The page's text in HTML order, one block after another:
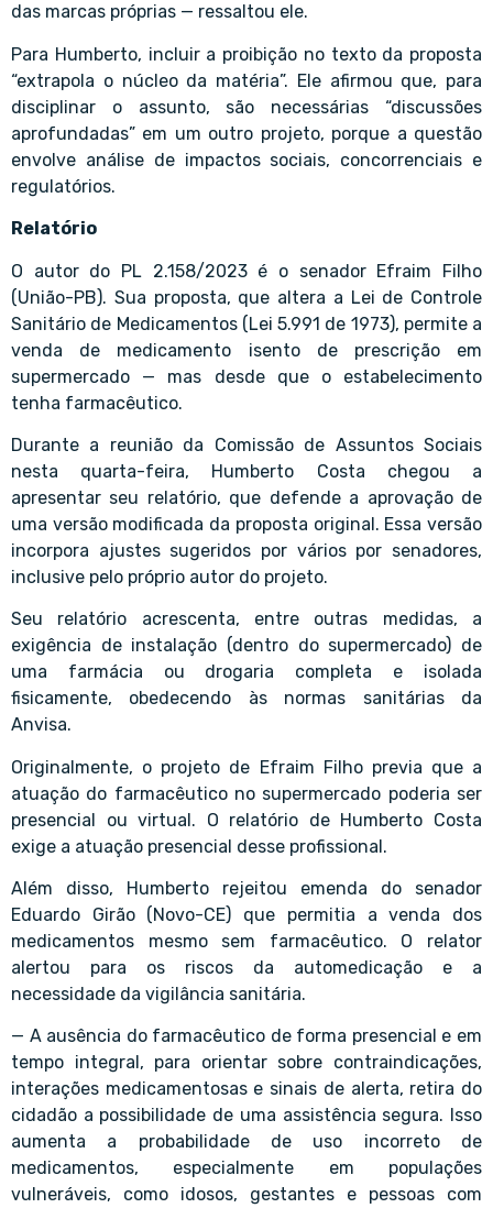
das marcas próprias — ressaltou ele.
Para Humberto, incluir a proibição no texto da proposta
“extrapola o núcleo da matéria”. Ele afirmou que, para
disciplinar o assunto, são necessárias “discussões
aprofundadas” em um outro projeto, porque a questão
envolve análise de impactos sociais, concorrenciais e
regulatórios.
Relatório
O autor do PL 2.158/2023 é o senador Efraim Filho
(União-PB). Sua proposta, que altera a Lei de Controle
Sanitário de Medicamentos (Lei 5.991 de 1973), permite a
venda de medicamento isento de prescrição em
supermercado — mas desde que o estabelecimento
tenha farmacêutico.
Durante a reunião da Comissão de Assuntos Sociais
nesta quarta-feira, Humberto Costa chegou a
apresentar seu relatório, que defende a aprovação de
uma versão modificada da proposta original. Essa versão
incorpora ajustes sugeridos por vários por senadores,
inclusive pelo próprio autor do projeto.
Seu relatório acrescenta, entre outras medidas, a
exigência de instalação (dentro do supermercado) de
uma farmácia ou drogaria completa e isolada
fisicamente, obedecendo às normas sanitárias da
Anvisa.
Originalmente, o projeto de Efraim Filho previa que a
atuação do farmacêutico no supermercado poderia ser
presencial ou virtual. O relatório de Humberto Costa
exige a atuação presencial desse profissional.
Além disso, Humberto rejeitou emenda do senador
Eduardo Girão (Novo-CE) que permitia a venda dos
medicamentos mesmo sem farmacêutico. O relator
alertou para os riscos da automedicação e a
necessidade da vigilância sanitária.
— A ausência do farmacêutico de forma presencial e em
tempo integral, para orientar sobre contraindicações,
interações medicamentosas e sinais de alerta, retira do
cidadão a possibilidade de uma assistência segura. Isso
aumenta a probabilidade de uso incorreto de
medicamentos, especialmente em populações
vulneráveis, como idosos, gestantes e pessoas com